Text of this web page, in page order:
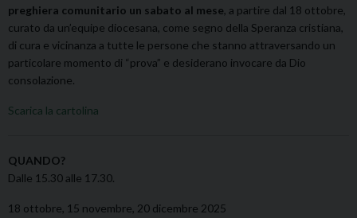
preghiera comunitario un sabato al mese , a partire dal 18 ottobre,
curato da un’equipe diocesana, come segno della Speranza cristiana,
di cura e vicinanza a tutte le persone che stanno attraversando un
particolare momento di “prova” e desiderano invocare da Dio
consolazione.
Scarica la cartolina
QUANDO?
Dalle 15.30 alle 17.30.
18 ottobre, 15 novembre, 20 dicembre 2025